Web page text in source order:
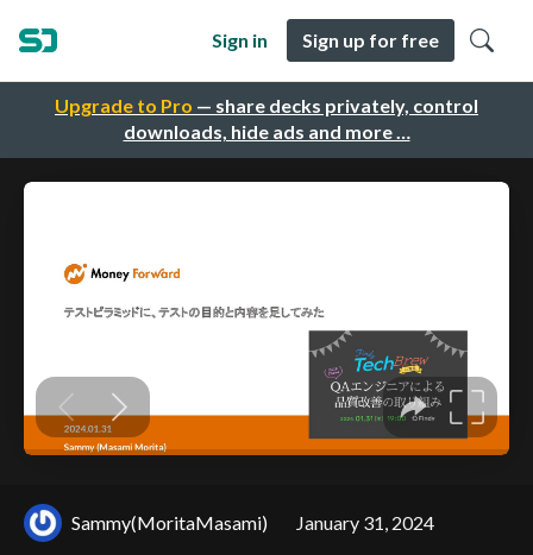
Upgrade to Pro — share decks privately, control
downloads, hide ads and more …
Sign in Sign up for free
Sammy(MoritaMasami) January 31, 2024